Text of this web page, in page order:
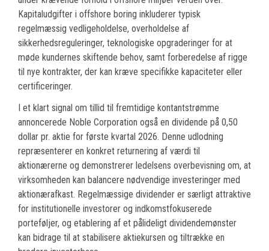
Kapitaludgifter i offshore boring inkluderer typisk
regelmæssig vedligeholdelse, overholdelse af
sikkerhedsreguleringer, teknologiske opgraderinger for at
møde kundernes skiftende behov, samt forberedelse af rigge
til nye kontrakter, der kan kræve specifikke kapaciteter eller
certificeringer.
I et klart signal om tillid til fremtidige kontantstrømme
annoncerede Noble Corporation også en dividende på 0,50
dollar pr. aktie for første kvartal 2026. Denne udlodning
repræsenterer en konkret returnering af værdi til
aktionærerne og demonstrerer ledelsens overbevisning om, at
virksomheden kan balancere nødvendige investeringer med
aktionærafkast. Regelmæssige dividender er særligt attraktive
for institutionelle investorer og indkomstfokuserede
porteføljer, og etablering af et pålideligt dividendemønster
kan bidrage til at stabilisere aktiekursen og tiltrække en